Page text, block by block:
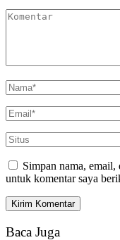
Simpan nama, email,
untuk komentar saya
Baca Juga